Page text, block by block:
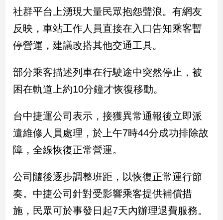
兩
岸/
國
際
社
地
方
病
毒
專
區
南
台
灣
社群平台上湧現大量民眾抱怨聲浪。有網友
反映，車站工作人員直接在入口告知乘客暫
停營運，建議改搭其他交通工具。
部分乘客描述列車在行駛途中突然停止，被
困在軌道上約10分鐘才恢復移動。
台中捷運公司表示，接獲異常通報後立即派
遣維修人員處理，於上午7時44分成功排除故
障，全線恢復正常營運。
公司隨後逐步調整班距，以恢復正常運行節
奏。中捷公司針對受影響乘客提供補償措
施，民眾可於事發日起7天內辦理退費服務。